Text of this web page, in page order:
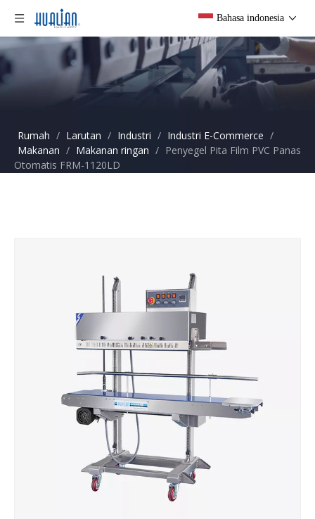
Bahasa indonesia
Rumah / Larutan / Industri / Industri E-Commerce /
Makanan / Makanan ringan / Penyegel Pita Film PVC Panas
Otomatis FRM-1120LD